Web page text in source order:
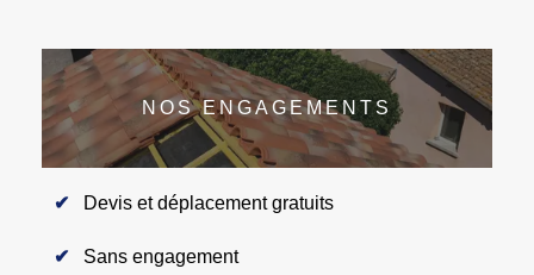
NOS ENGAGEMENTS
Devis et déplacement gratuits
Sans engagement